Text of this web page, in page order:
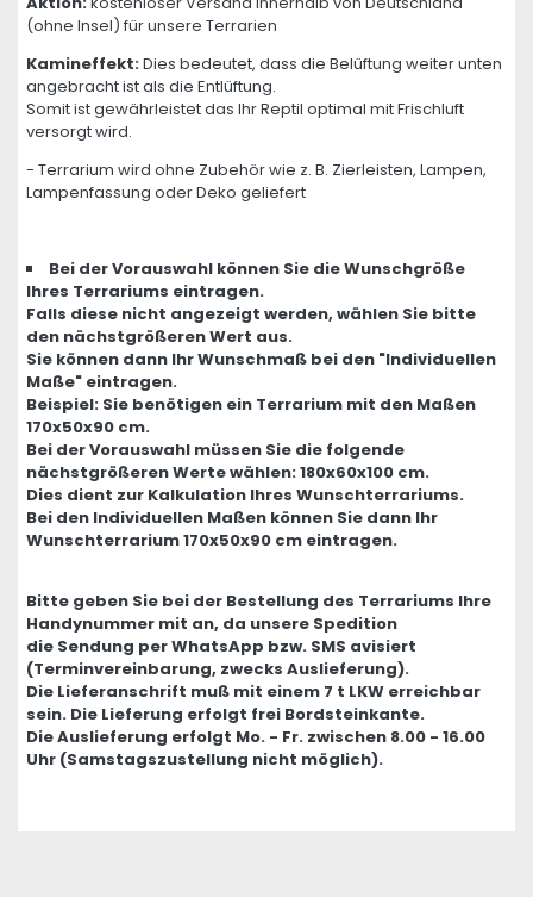
(ohne Insel) für unsere Terrarien
Kamineffekt:Dies bedeutet, dass die Belüftung weiter unten
angebracht ist als die Entlüftung.
Somit ist gewährleistet das Ihr Reptil optimal mit Frischluft
versorgt wird.
- Terrarium wird ohne Zubehör wie z. B. Zierleisten, Lampen,
Lampenfassung oder Deko geliefert
Bei der Vorauswahl können Sie die Wunschgröße
Ihres Terrariums eintragen.
Falls diese nicht angezeigt werden, wählen Sie bitte
den nächstgrößeren Wert aus.
Sie können dann Ihr Wunschmaß bei den "Individuellen
Maße" eintragen.
Beispiel: Sie benötigen ein Terrarium mit den Maßen
170x50x90 cm.
Bei der Vorauswahl müssen Sie die folgende
nächstgrößeren Werte wählen: 180x60x100 cm.
Dies dient zur Kalkulation Ihres Wunschterrariums.
Bei den Individuellen Maßen können Sie dann Ihr
Wunschterrarium 170x50x90 cm eintragen.
Bitte geben Sie bei der Bestellung des Terrariums Ihre
Handynummer mit an, da unsere Spedition
die Sendung per WhatsApp bzw. SMS avisiert
(Terminvereinbarung, zwecks Auslieferung).
Die Lieferanschrift muß mit einem 7 t LKW erreichbar
sein. Die Lieferung erfolgt frei Bordsteinkante.
Die Auslieferung erfolgt Mo. - Fr. zwischen 8.00 - 16.00
Uhr (Samstagszustellung nicht möglich).